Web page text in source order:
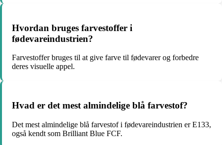
Hvordan bruges farvestoffer i
fødevareindustrien?
Farvestoffer bruges til at give farve til fødevarer og forbedre
deres visuelle appel.
Hvad er det mest almindelige blå farvestof?
Det mest almindelige blå farvestof i fødevareindustrien er E133,
også kendt som Brilliant Blue FCF.